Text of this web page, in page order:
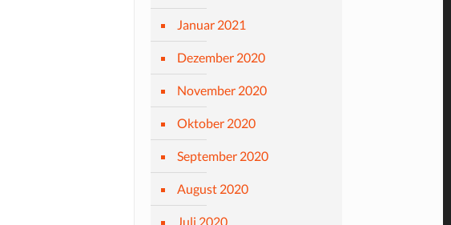
Januar 2021
Dezember 2020
November 2020
Oktober 2020
September 2020
August 2020
Juli 2020